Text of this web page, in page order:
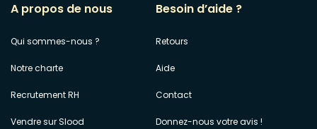
A propos de nous
Qui sommes-nous ?
Notre charte
Recrutement RH
Vendre sur Slood
Besoin d’aide ?
Retours
Aide
Contact
Donnez-nous votre avis !